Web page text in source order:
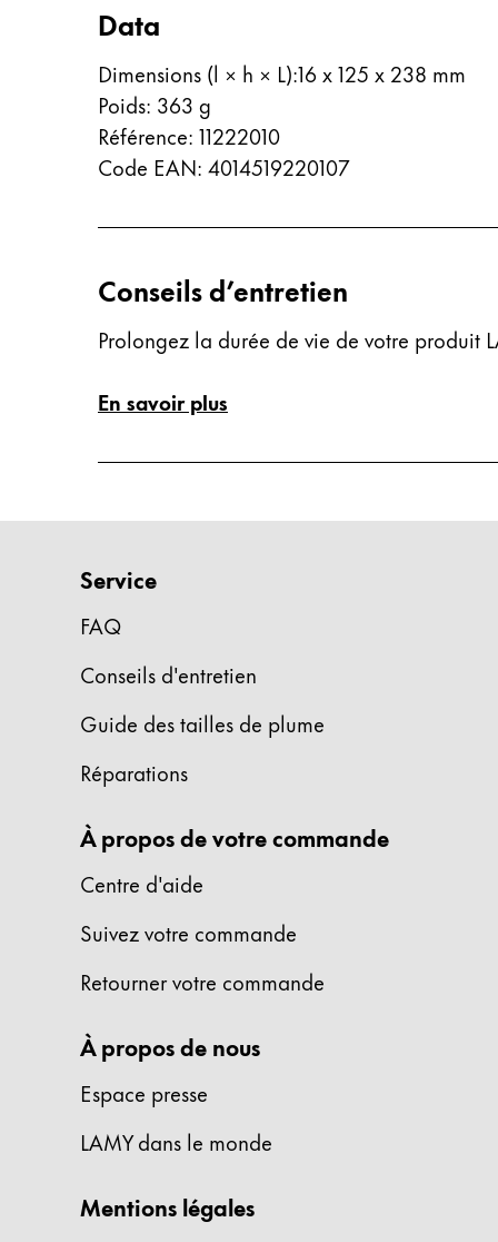
Asie-Pacifique
Australia
English
China
中文
South Korea
New Zealand
English
English
Taiwan
ไทย
Vietnam
Tiếng Việt
EnglishKhmer
Malaysia
English
Moyen-Orient
Cette région répertorie les pays et les
Océanie
Cette région répertorie les pays et les
Data
Dimensions (l × h × L):16 x 125 x 238 mm
Poids: 363 g
Référence: 11222010
Code EAN: 4014519220107
Conseils d’entretien
Prolongez la durée de vie de votre produit
En savoir plus
Service
FAQ
Conseils d'entretien
Guide des tailles de plume
Réparations
À propos de votre commande
Centre d'aide
Suivez votre commande
Retourner votre commande
À propos de nous
Espace presse
LAMY dans le monde
Mentions légales